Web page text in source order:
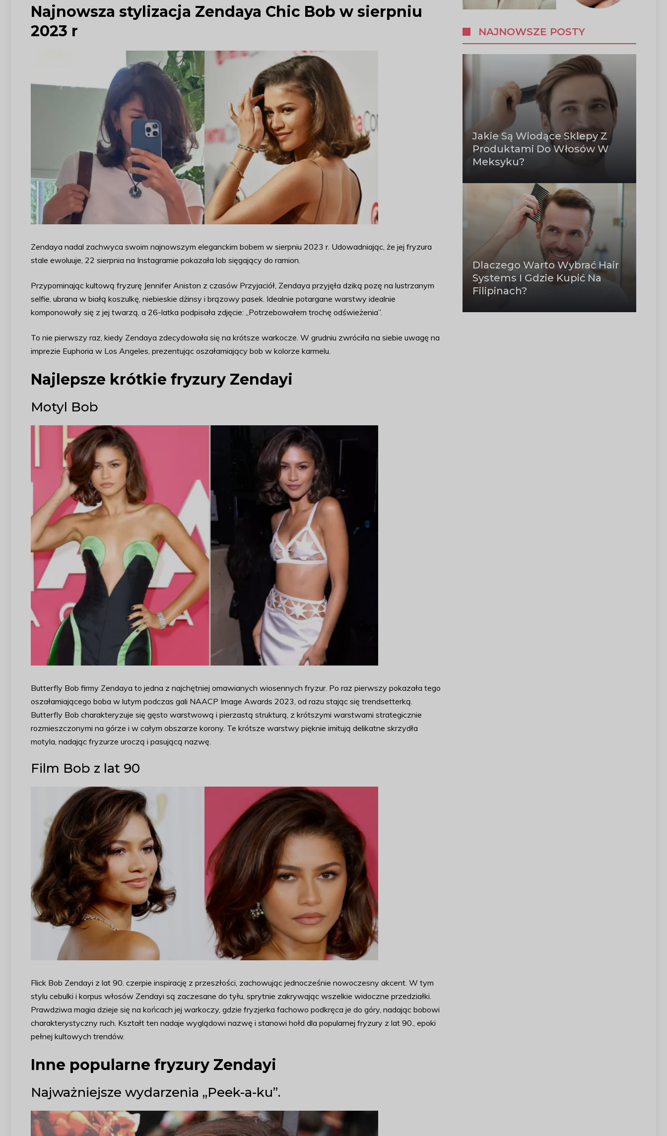
Najnowsza stylizacja Zendaya Chic Bob w sierpniu
2023 r
Zendaya nadal zachwyca swoim najnowszym eleganckim bobem w sierpniu 2023 r. Udowadniając, że jej fryzura
stale ewoluuje, 22 sierpnia na Instagramie pokazała lob sięgający do ramion.
Przypominając kultową fryzurę Jennifer Aniston z czasów Przyjaciół, Zendaya przyjęła dziką pozę na lustrzanym
selfie, ubrana w białą koszulkę, niebieskie dżinsy i brązowy pasek. Idealnie potargane warstwy idealnie
komponowały się z jej twarzą, a 26-latka podpisała zdjęcie: „Potrzebowałem trochę odświeżenia”.
To nie pierwszy raz, kiedy Zendaya zdecydowała się na krótsze warkocze. W grudniu zwróciła na siebie uwagę na
imprezie Euphoria w Los Angeles, prezentując oszałamiający bob w kolorze karmelu.
Najlepsze krótkie fryzury Zendayi
Motyl Bob
Butterfly Bob firmy Zendaya to jedna z najchętniej omawianych wiosennych fryzur. Po raz pierwszy pokazała tego
oszałamiającego boba w lutym podczas gali NAACP Image Awards 2023, od razu stając się trendsetterką.
Butterfly Bob charakteryzuje się gęsto warstwową i pierzastą strukturą, z krótszymi warstwami strategicznie
rozmieszczonymi na górze i w całym obszarze korony. Te krótsze warstwy pięknie imitują delikatne skrzydła
motyla, nadając fryzurze uroczą i pasującą nazwę.
Film Bob z lat 90
Flick Bob Zendayi z lat 90. czerpie inspirację z przeszłości, zachowując jednocześnie nowoczesny akcent. W tym
stylu cebulki i korpus włosów Zendayi są zaczesane do tyłu, sprytnie zakrywając wszelkie widoczne przedziałki.
Prawdziwa magia dzieje się na końcach jej warkoczy, gdzie fryzjerka fachowo podkręca je do góry, nadając bobowi
charakterystyczny ruch. Kształt ten nadaje wyglądowi nazwę i stanowi hołd dla popularnej fryzury z lat 90., epoki
pełnej kultowych trendów.
Inne popularne fryzury Zendayi
Najważniejsze wydarzenia „Peek-a-ku”.
NAJNOWSZE POSTY
Jakie Są Wiodące Sklepy Z
Produktami Do Włosów W
Meksyku?
Dlaczego Warto Wybrać Hair
Systems I Gdzie Kupić Na
Filipinach?